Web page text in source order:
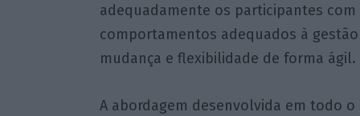
adequadamente os participantes
comportamentos adequados à
mudança e flexibilidade de forma ágil.
A abordagem desenvolvida em todo